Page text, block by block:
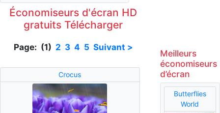
Économiseurs d'écran HD
gratuits Télécharger
Page: (1) 2 3 4 5 Suivant >
Crocus
Meilleurs
économiseurs
d’écran
Butterflies
World